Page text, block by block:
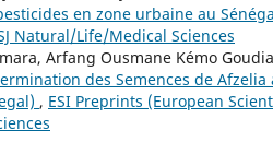
en zone urbaine au
Natural/Life/Medical Sciences
Arfang Ousmane Kémo
des Semences de
, ESI Preprints (European